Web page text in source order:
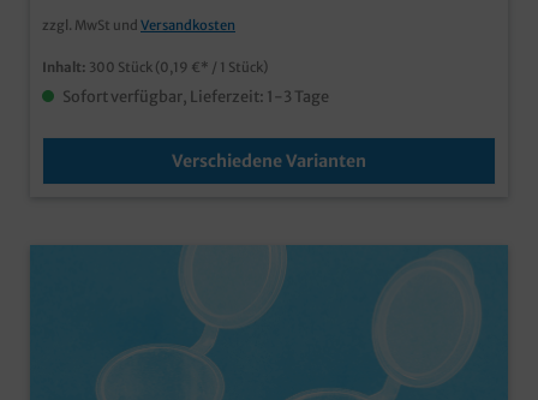
zzgl. MwSt und Versandkosten
Inhalt: 300 Stück (0,19 €* / 1 Stück)
Sofort verfügbar, Lieferzeit: 1-3 Tage
Verschiedene Varianten